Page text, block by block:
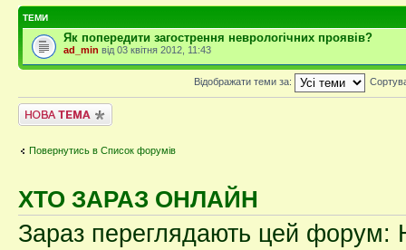
ТЕМИ
Як попередити загострення неврологічних проявів?
ad_min від 03 квітня 2012, 11:43
Відображати теми за:
Створити нову тему
Повернутись в Список форумів
ХТО ЗАРАЗ ОНЛАЙН
Зараз переглядають цей форум: